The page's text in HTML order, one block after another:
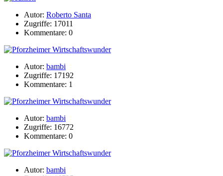
Autor: Roberto Santa
Zugriffe: 17011
Kommentare: 0
Autor: bambi
Zugriffe: 17192
Kommentare: 1
Autor: bambi
Zugriffe: 16772
Kommentare: 0
Autor: bambi